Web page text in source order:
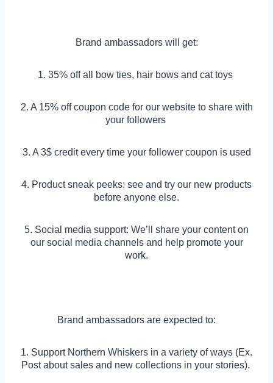
Brand ambassadors will get:
1. 35% off all bow ties, hair bows and cat toys
2. A 15% off coupon code for our website to share with
your followers
3. A 3$ credit every time your follower coupon is used
4. Product sneak peeks: see and try our new products
before anyone else.
5. Social media support: We’ll share your content on
our social media channels and help promote your
work.
Brand ambassadors are expected to:
1. Support Northern Whiskers in a variety of ways (Ex.
Post about sales and new collections in your stories).